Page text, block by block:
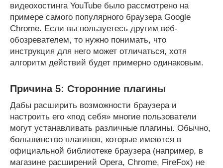
видеохостинга YouTube было рассмотрено на
примере самого популярного браузера Google
Chrome. Если вы пользуетесь другим веб-
обозревателем, то нужно понимать, что
инструкция для него может отличаться, хотя
алгоритм действий будет примерно одинаковым.
Причина 5: Сторонние плагины
Дабы расширить возможности браузера и
настроить его «под себя» многие пользователи
могут устанавливать различные плагины. Обычно,
большинство плагинов, которые имеются в
официальной библиотеке браузера (например, в
магазине расширений Opera, Chrome, FireFox) не